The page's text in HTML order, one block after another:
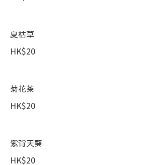
夏枯草
HK$20
菊花茶
HK$20
紫背天葵
HK$20